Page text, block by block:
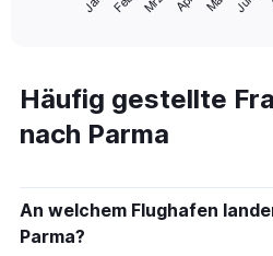
categories.
Range:
14
chart
has
1
Häufig gestellte
nach Parma
An welchem Flughafen
Parma?